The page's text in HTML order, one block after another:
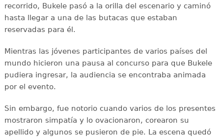
recorrido, Bukele pasó a la orilla del escenario y caminó
hasta llegar a una de las butacas que estaban
reservadas para él.
Mientras las jóvenes participantes de varios países del
mundo hicieron una pausa al concurso para que Bukele
pudiera ingresar, la audiencia se encontraba animada
por el evento.
Sin embargo, fue notorio cuando varios de los presentes
mostraron simpatía y lo ovacionaron, corearon su
apellido y algunos se pusieron de pie. La escena quedó